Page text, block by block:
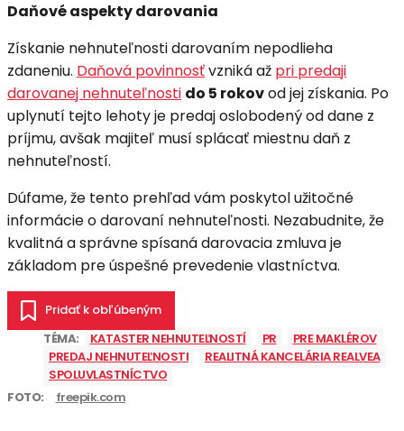
Daňové aspekty darovania
Získanie nehnuteľnosti darovaním nepodlieha
zdaneniu. Daňová povinnosťvzniká až pri predaji
darovanej nehnuteľnosti do 5 rokovod jej získania. Po
uplynutí tejto lehoty je predaj oslobodený od dane z
príjmu, avšak majiteľ musí splácať miestnu daň z
nehnuteľností.
Dúfame, že tento prehľad vám poskytol užitočné
informácie o darovaní nehnuteľnosti. Nezabudnite, že
kvalitná a správne spísaná darovacia zmluva je
základom pre úspešné prevedenie vlastníctva.
Pridať k obľúbeným
TÉMA:
KATASTER NEHNUTEĽNOSTÍ PR
PRE MAKLÉROV
PREDAJ NEHNUTEĽNOSTI
REALITNÁ KANCELÁRIA REALVEA
SPOLUVLASTNÍCTVO
FOTO:
freepik.com